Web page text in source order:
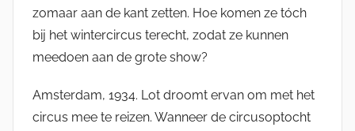
zomaar aan de kant zetten. Hoe komen ze tóch
bij het wintercircus terecht, zodat ze kunnen
meedoen aan de grote show?
Amsterdam, 1934. Lot droomt ervan om met het
circus mee te reizen. Wanneer de circusoptocht